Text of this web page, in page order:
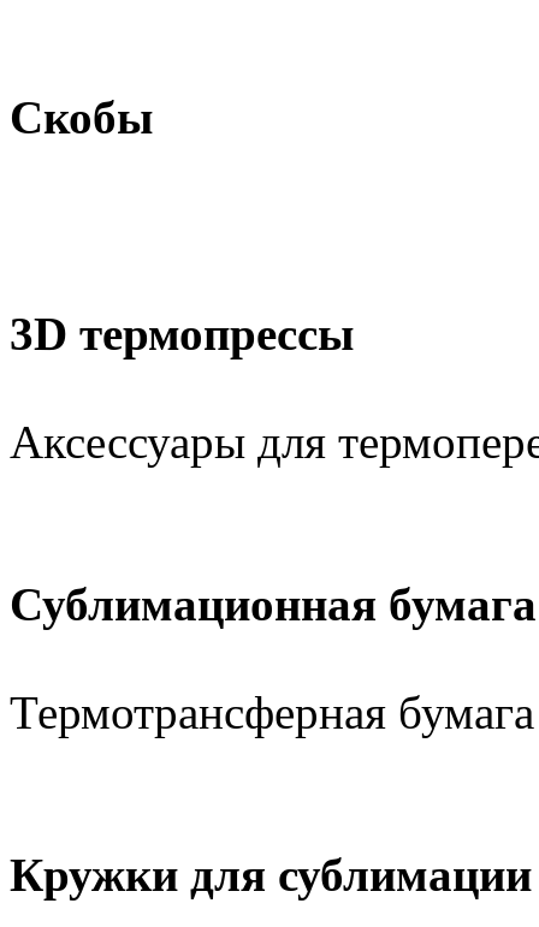
Скобы
3D термопрессы
Аксессуары для
Сублимационная бумага
Термотрансферная бумага
Кружки для сублимации